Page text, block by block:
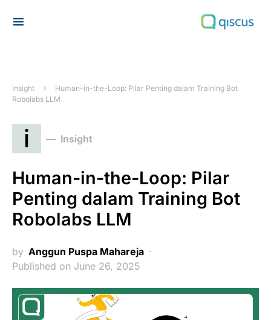
Insight
Human-in-the-Loop: Pilar Penting dalam Training Bot
Robolabs LLM
i Insight
Human-in-the-Loop: Pilar
Penting dalam Training Bot
Robolabs LLM
by Anggun Puspa Mahareja
Published on June 26, 2025